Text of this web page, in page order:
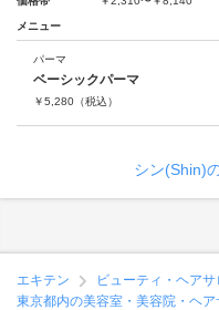
メニュー
パーマ
ベーシックパーマ
￥5,280 （税込）
シン(Shin)
エキテン ビューティ・ヘアサ
東京都内の美容室・美容院・ヘア